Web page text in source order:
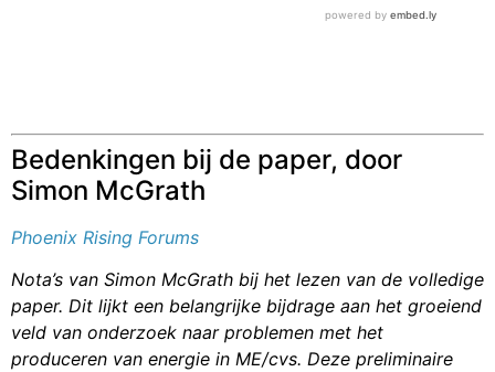
Bedenkingen bij de paper, door
Simon McGrath
Phoenix Rising Forums
Nota’s van Simon McGrath bij het lezen van de volledige
paper. Dit lijkt een belangrijke bijdrage aan het groeiend
veld van onderzoek naar problemen met het
produceren van energie in ME/cvs. Deze preliminaire